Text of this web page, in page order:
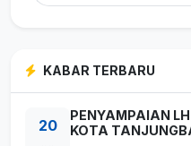
KABAR TERBARU
20
PENYAMPAIAN
KOTA